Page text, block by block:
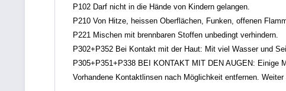
P102 Darf nicht in die Hände von Kindern gelangen.
P210 Von Hitze, heissen Oberflächen, Funken, offenen
P221 Mischen mit brennbaren Stoffen unbedingt verhindern.
P302+P352 Bei Kontakt mit der Haut: Mit viel Wasser und
P305+P351+P338 BEI KONTAKT MIT DEN AUGEN: Einige
Vorhandene Kontaktlinsen nach Möglichkeit entfernen. Weiter